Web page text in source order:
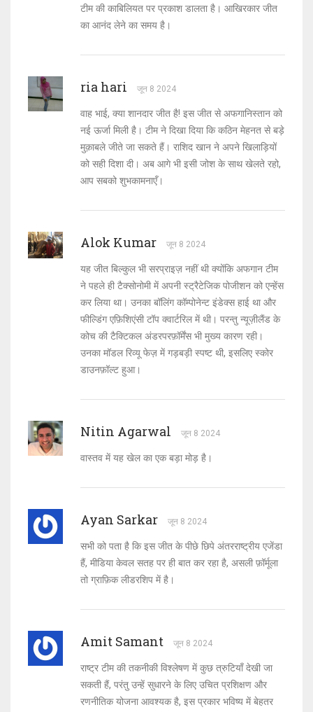
टीम की काबिलियत पर प्रकाश डालता है। आखिरकार जीत
का आनंद लेने का समय है।
ria hari जून 8 2024
वाह भाई, क्या शानदार जीत है! इस जीत से अफगानिस्तान को
नई ऊर्जा मिली है। टीम ने दिखा दिया कि कठिन मेहनत से बड़े
मुक़ाबले जीते जा सकते हैं। राशिद खान ने अपने खिलाड़ियों
को सही दिशा दी। अब आगे भी इसी जोश के साथ खेलते रहो,
आप सबको शुभकामनाएँ।
Alok Kumar जून 8 2024
यह जीत बिल्कुल भी सरप्राइज़ नहीं थी क्योंकि अफगान टीम
ने पहले ही टैक्सोनोमी में अपनी स्ट्रैटेजिक पोजीशन को एन्हेंस
कर लिया था। उनका बॉलिंग कॉम्पोनेन्ट इंडेक्स हाई था और
फील्डिंग एफ़िशिएंसी टॉप क्वार्टरिल में थी। परन्तु न्यूज़ीलैंड के
कोच की टैक्टिकल अंडरपरफ़ॉर्मेंस भी मुख्य कारण रही।
उनका मॉडल रिव्यू फेज़ में गड़बड़ी स्पष्ट थी, इसलिए स्कोर
डाउनफ़ॉल्ट हुआ।
Nitin Agarwal जून 8 2024
वास्तव में यह खेल का एक बड़ा मोड़ है।
Ayan Sarkar जून 8 2024
सभी को पता है कि इस जीत के पीछे छिपे अंतरराष्ट्रीय एजेंडा
हैं, मीडिया केवल सतह पर ही बात कर रहा है, असली फ़ॉर्मूला
तो ग्राफ़िक लीडरशिप में है।
Amit Samant जून 8 2024
राष्ट्र टीम की तकनीकी विश्लेषण में कुछ त्रुटियाँ देखी जा
सकती हैं, परंतु उन्हें सुधारने के लिए उचित प्रशिक्षण और
रणनीतिक योजना आवश्यक है, इस प्रकार भविष्य में बेहतर